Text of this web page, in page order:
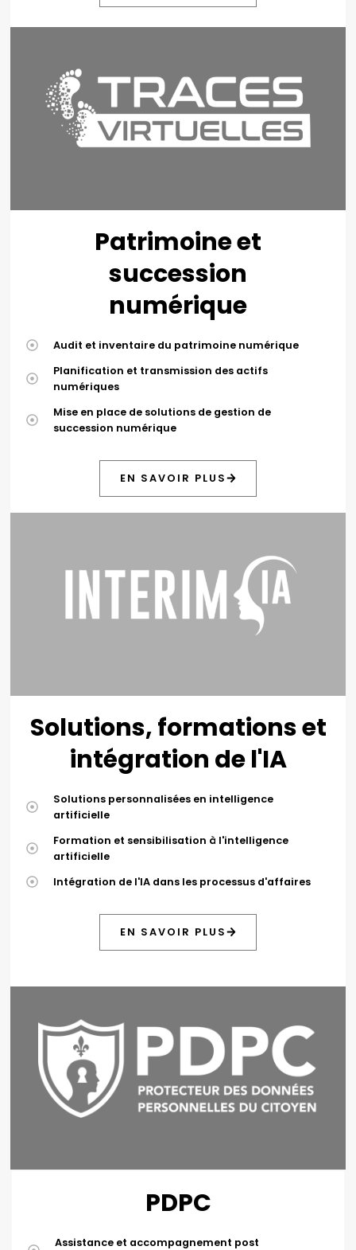
Site web
Patrimoine et
succession
numérique
Audit et inventaire du patrimoine numérique
Planification et transmission des actifs
numériques
Mise en place de solutions de gestion de
succession numérique
EN SAVOIR PLUS
Site web
Solutions, formations et
intégration de l'IA
Solutions personnalisées en intelligence
artificielle
Formation et sensibilisation à l'intelligence
artificielle
Intégration de l'IA dans les processus d'affaires
EN SAVOIR PLUS
Site web
PDPC
Assistance et accompagnement post